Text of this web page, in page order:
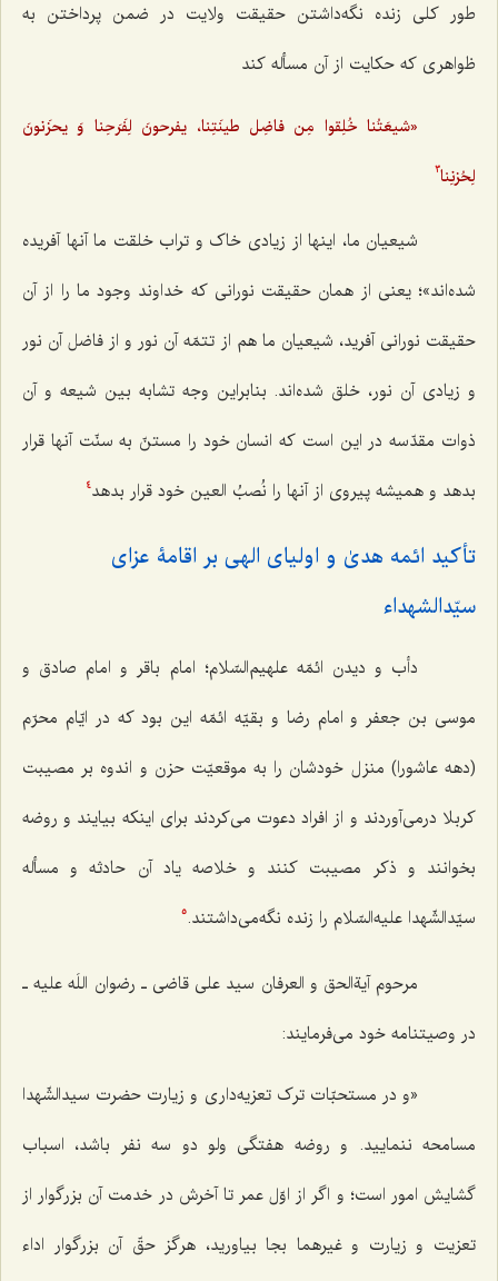
طور کلی زنده نگه‌داشتن حقیقت ولایت در ضمن پرداختن به
ظواهری که حکایت از آن مسأله کند
«شیعَتُنا خُلِقوا مِن فاضِل طینَتِنا، یفرحونَ لِفَرَحِنا وَ یحزَنونَ
لِحُزنِنا3
شیعیان ما، اینها از زیادی خاک و تراب خلقت ما آنها آفریده
شده‌اند»؛ یعنی از همان حقیقت نورانی که خداوند وجود ما را از آن
حقیقت نورانی آفرید، شیعیان ما هم از تتمّه آن نور و از فاضل آن نور
و زیادی آن نور، خلق شده‌اند. بنابراین وجه تشابه بین شیعه و آن
ذوات مقدّسه در این است که انسان خود را مستنّ به سنّت آنها قرار
بدهد و همیشه پیروی از آنها را نُصبُ العین خود قرار بدهد4
تأکید ائمه هدیٰ و اولیای الهی بر اقامۀ عزای
سیّدالشهداء
دأب و دیدن ائمّه علهیم‌السّلام؛ امام باقر و امام صادق و
موسی بن جعفر و امام رضا و بقیّه ائمّه این بود که در ایّام محرّم
(دهه عاشورا) منزل خودشان را به موقعیّت حزن و اندوه بر مصیبت
کربلا درمی‌آوردند و از افراد دعوت می‌کردند برای اینکه بیایند و روضه
بخوانند و ذکر مصیبت کنند و خلاصه یاد آن حادثه و مسأله
سیّدالشّهدا علیه‌السّلام را زنده نگه‌می‌داشتند.5
مرحوم آیةالحق و العرفان سید علی قاضی ـ رضوان اللَه علیه ـ
در وصیتنامه خود می‌فرمایند:
«و در مستحبّات ترک تعزیه‌داری و زیارت حضرت سیدالشّهدا
مسامحه ننمایید. و روضه هفتگی ولو دو سه نفر باشد، اسباب
گشایش امور است؛ و اگر از اوّل عمر تا آخرش در خدمت آن بزرگوار از
تعزیت و زیارت و غیرهما بجا بیاورید، هرگز حقّ آن بزرگوار اداء